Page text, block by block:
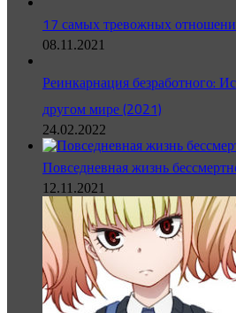
17 самых тревожных
08.11.2021
Реинкарнация безработного:
другом мире (2021)
24.02.2022
Повседневная жизнь
12.11.2021